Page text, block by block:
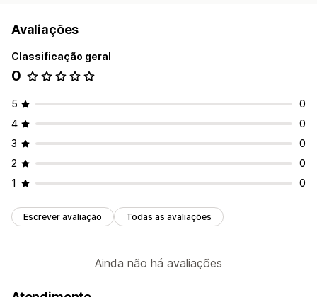
Avaliações
Classificação geral
0
5
0
4
0
3
0
2
0
1
0
Escrever avaliação Todas as avaliações
Ainda não há avaliações